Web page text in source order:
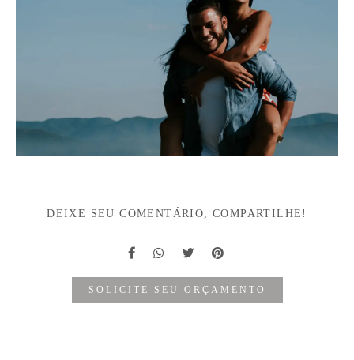
DEIXE SEU COMENTÁRIO, COMPARTILHE!
SOLICITE SEU ORÇAMENTO